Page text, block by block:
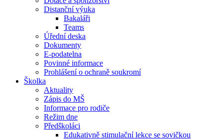
Distanční výuka
Bakaláři
Teams
Úřední deska
Dokumenty
E-podatelna
Povinné informace
Prohlášení o ochraně soukromí
Školka
Aktuality
Zápis do MŠ
Informace pro rodiče
Režim dne
Předškoláci
Edukativně stimulační lekce se sovičkou